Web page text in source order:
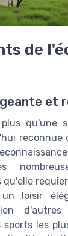
de
et
qu'une
reconnue
loisir
les